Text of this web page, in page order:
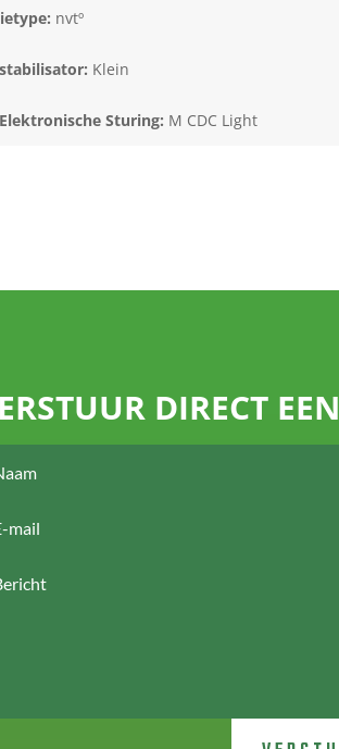
nvtº
Klein
Sturing: M CDC Light
DIRECT